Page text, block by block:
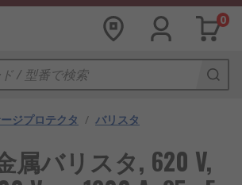
0
ジプロテクタ / バリスタ
属バリスタ, 620 V,